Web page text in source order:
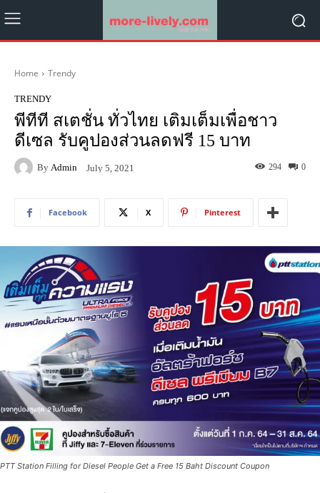
Home Trendy
TRENDY
พีทีที สเตชั่น ทั่วไทย เติมเต็มเพื่อชาว
ดีเซล รับคูปองส่วนลดฟรี 15 บาท
By Admin July 5, 2021 0
294
Facebook X Pinterest
PTT Station Filling for Diesel People Get a Free 15 Baht Discount Coupon